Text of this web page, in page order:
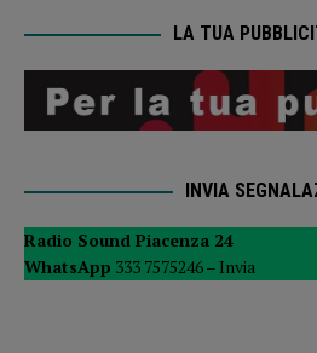
LA TUA
INVIA
Radio Sound Piacenza 24
WhatsApp 333 7575246 – Invia